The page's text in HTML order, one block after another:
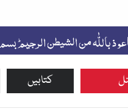
کتابیں